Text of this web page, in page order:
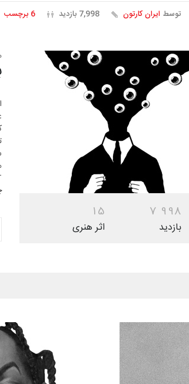
توسط ایران کارتون 7,998 بازدید 6 برچسب
7 998
بازدید
15
اثر هنری